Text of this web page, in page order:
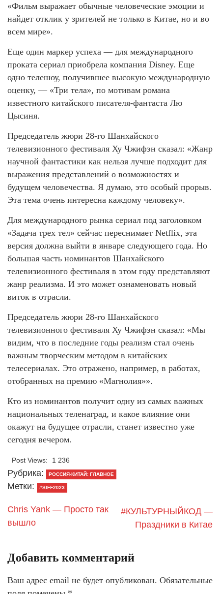
«Фильм выражает обычные человеческие эмоции и
найдет отклик у зрителей не только в Китае, но и во
всем мире».
Еще один маркер успеха — для международного
проката сериал приобрела компания Disney. Еще
одно телешоу, получившее высокую международную
оценку, — «Три тела», по мотивам романа
известного китайского писателя-фантаста Лю
Цысиня.
Председатель жюри 28-го Шанхайского
телевизионного фестиваля Ху Чжифэн сказал: «Жанр
научной фантастики как нельзя лучше подходит для
выражения представлений о возможностях и
будущем человечества. Я думаю, это особый прорыв.
Эта тема очень интересна каждому человеку».
Для международного рынка сериал под заголовком
«Задача трех тел» сейчас переснимает Netflix, эта
версия должна выйти в январе следующего года. Но
большая часть номинантов Шанхайского
телевизионного фестиваля в этом году представляют
жанр реализма. И это может ознаменовать новый
виток в отрасли.
Председатель жюри 28-го Шанхайского
телевизионного фестиваля Ху Чжифэн сказал: «Мы
видим, что в последние годы реализм стал очень
важным творческим методом в китайских
телесериалах. Это отражено, например, в работах,
отобранных на премию «Магнолия»».
Кто из номинантов получит одну из самых важных
национальных теленаград, и какое влияние они
окажут на будущее отрасли, станет известно уже
сегодня вечером.
Post Views: 1 236
Рубрика: РОССИЯ-КИТАЙ: ГЛАВНОЕ
Метки: #SIFF2023
Chris Yank — Просто так
вышло
#КУЛЬТУРНЫЙКОД —
Праздники в Китае
Добавить комментарий
Ваш адрес email не будет опубликован. Обязательные